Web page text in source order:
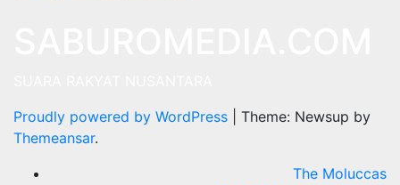
Proudly powered by WordPress
Theme: Newsup by
Themeansar.
The Moluccas